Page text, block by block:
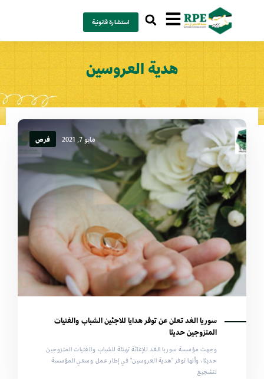
استشارة قانونية
هدية العروسين
مايو 7, 2021 فرص
سوريا الغد تعلن عن توفر هدايا للاجئين الشباب والفتيات
المتزوجين حديثا
وجهت مؤسسة سوريا الغد للإغاثة تهنئة للشباب والفتيات المتزوجين
حديثا، وأنها توفر "هدية العروسين" في إطار عمل وسعي المؤسسة
لتشجيع